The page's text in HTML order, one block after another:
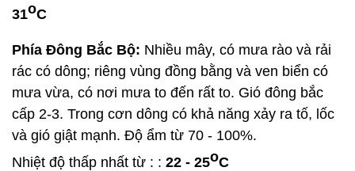
31oC
Phía Đông Bắc Bộ: Nhiều mây, có mưa rào và rải
rác có dông; riêng vùng đồng bằng và ven biển có
mưa vừa, có nơi mưa to đến rất to. Gió đông bắc
cấp 2-3. Trong cơn dông có khả năng xảy ra tố, lốc
và gió giật mạnh. Độ ẩm từ 70 - 100%.
Nhiệt độ thấp nhất từ : : 22 - 25oC